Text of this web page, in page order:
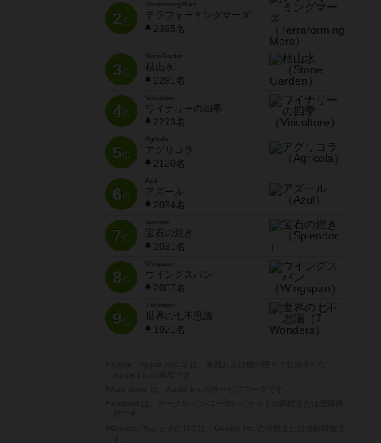
2位
Terraforming Mars
テラフォーミングマーズ
2395名
3位
Stone Garden
枯山水
2281名
4位
Viticulture
ワイナリーの四季
2273名
5位
Agricola
アグリコラ
2120名
6位
Azul
アズール
2034名
7位
宝石の煌き
2031名
8位
Wingspan
ウイングスパン
2007名
9位
7 Wonders
世界の七不思議
1921名